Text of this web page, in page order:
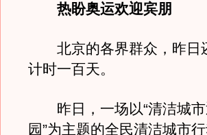
热盼奥运欢迎宾朋
北京的各界群众，昨日
计时一百天。
昨日，一场以“清洁城市
园”为主题的全民清洁城市